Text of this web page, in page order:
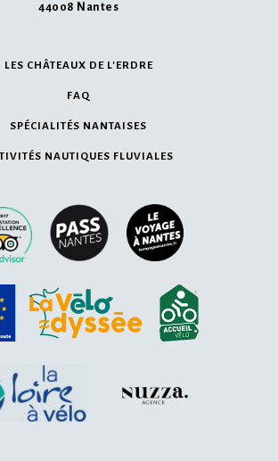
44008 Nantes
LES CHÂTEAUX DE L'ERDRE
FAQ
SPÉCIALITÉS NANTAISES
NAUTIQUES FLUVIALES